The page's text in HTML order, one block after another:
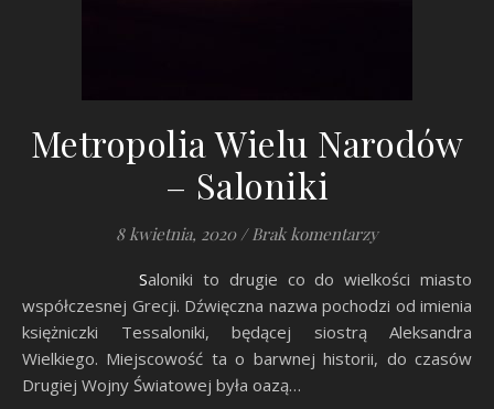
Metropolia Wielu Narodów
– Saloniki
8 kwietnia, 2020 / Brak komentarzy
Saloniki to drugie co do wielkości miasto
współczesnej Grecji. Dźwięczna nazwa pochodzi od imienia
księżniczki Tessaloniki, będącej siostrą Aleksandra
Wielkiego. Miejscowość ta o barwnej historii, do czasów
Drugiej Wojny Światowej była oazą…